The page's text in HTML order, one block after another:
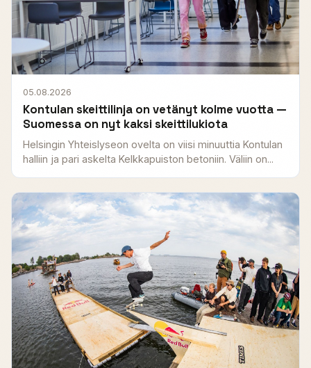
05.08.2026
Kontulan skeittilinja on vetänyt kolme vuotta —
Suomessa on nyt kaksi skeittilukiota
Helsingin Yhteislyseon ovelta on viisi minuuttia Kontulan
halliin ja pari askelta Kelkkapuiston betoniin. Väliin on...